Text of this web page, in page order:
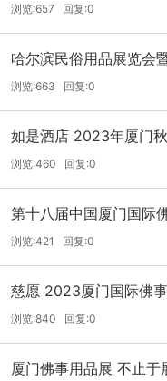
浏览:657 回复:0
哈尔滨民俗用品展览会
浏览:663 回复:0
如是酒店 2023年厦门
浏览:460 回复:0
第十八届中国厦门国际
浏览:421 回复:0
慈愿 2023厦门国际佛
浏览:840 回复:0
厦门佛事用品展 不止于